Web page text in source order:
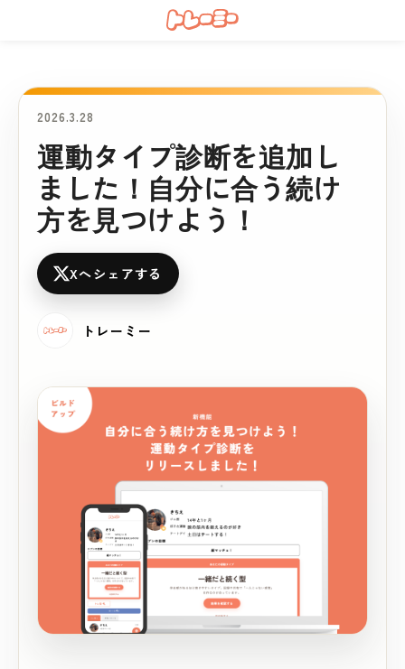
2026.3.28
運動タイプ診断を追加し
ました！自分に合う続け
方を見つけよう！
Xへシェアする
トレーミー